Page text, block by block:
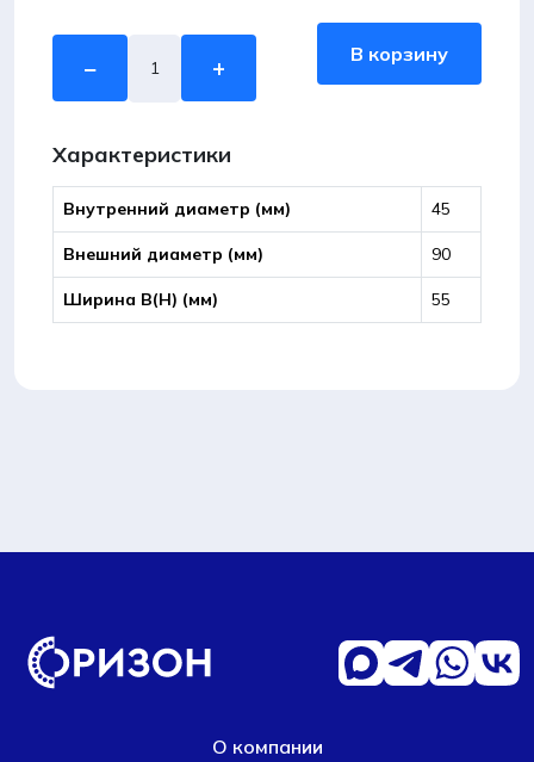
−
Количество
товара
480210
(FBJ)
+ В корзину
Характеристики
Внутренний диаметр (мм) 45
Внешний диаметр (мм) 90
Ширина B(Н) (мм) 55
О компании